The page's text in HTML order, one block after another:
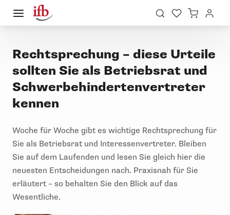
Rechtsprechung – diese Urteile
sollten Sie als Betriebsrat und
Schwerbehindertenvertreter
kennen
Woche für Woche gibt es wichtige Rechtsprechung für
Sie als Betriebsrat und Interessenvertreter. Bleiben
Sie auf dem Laufenden und lesen Sie gleich hier die
neuesten Entscheidungen nach. Praxisnah für Sie
erläutert – so behalten Sie den Blick auf das
Wesentliche.